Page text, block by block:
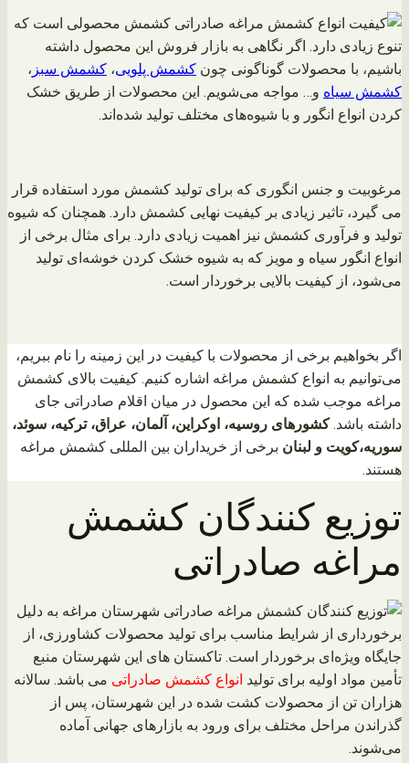
کشمش محصولی است که
تنوع زیادی دارد. اگر نگاهی به بازار فروش این محصول داشته
باشیم، با محصولات گوناگونی چون کشمش پلویی، کشمش سبز ،
کشمش سیاه و… مواجه می‌شویم. این محصولات از طریق خشک
کردن انواع انگور و با شیوه‌های مختلف تولید شده‌اند.
مرغوبیت و جنس انگوری که برای تولید کشمش مورد استفاده قرار
می گیرد، تاثیر زیادی بر کیفیت نهایی کشمش دارد. همچنان که شیوه
تولید و فرآوری کشمش نیز اهمیت زیادی دارد. برای مثال برخی از
انواع انگور سیاه و مویز که به شیوه خشک کردن خوشه‌ای تولید
می‌شود، از کیفیت بالایی برخوردار است.
اگر بخواهیم برخی از محصولات با کیفیت در این زمینه را نام ببریم،
می‌توانیم به انواع کشمش مراغه اشاره کنیم. کیفیت بالای کشمش
مراغه موجب شده که این محصول در میان اقلام صادراتی جای
داشته باشد.کشورهای روسیه، اوکراین، آلمان، عراق، ترکیه، سوئد،
سوریه،کویت و لبنان برخی از خریداران بین المللی کشمش مراغه
هستند.
توزیع کنندگان کشمش
مراغه صادراتی
شهرستان مراغه به دلیل
برخورداری از شرایط مناسب برای تولید محصولات کشاورزی، از
جایگاه ویژه‌ای برخوردار است‌. تاکستان های این شهرستان منبع
تأمین مواد اولیه برای تولید انواع کشمش صادراتی می باشد. سالانه
هزاران تن از محصولات کشت شده در این شهرستان، پس از
گذراندن مراحل مختلف برای ورود به بازارهای جهانی آماده
می‌شوند.